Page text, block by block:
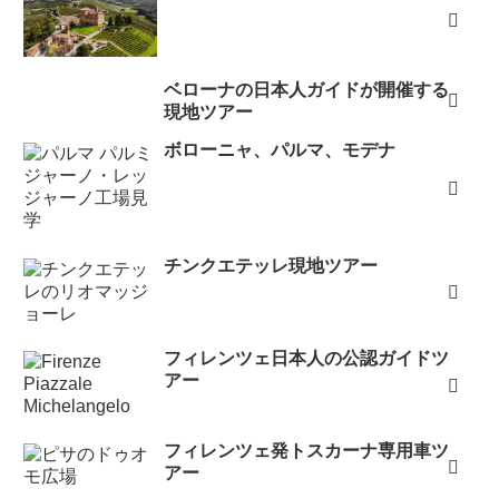
ベローナの日本人ガイドが開催する
現地ツアー
ボローニャ、パルマ、モデナ
チンクエテッレ現地ツアー
フィレンツェ日本人の公認ガイドツ
アー
フィレンツェ発トスカーナ専用車ツ
アー